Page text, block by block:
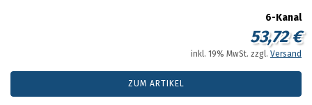
6-Kanal
53,72 €
inkl. 19% MwSt. zzgl. Versand
ZUM ARTIKEL